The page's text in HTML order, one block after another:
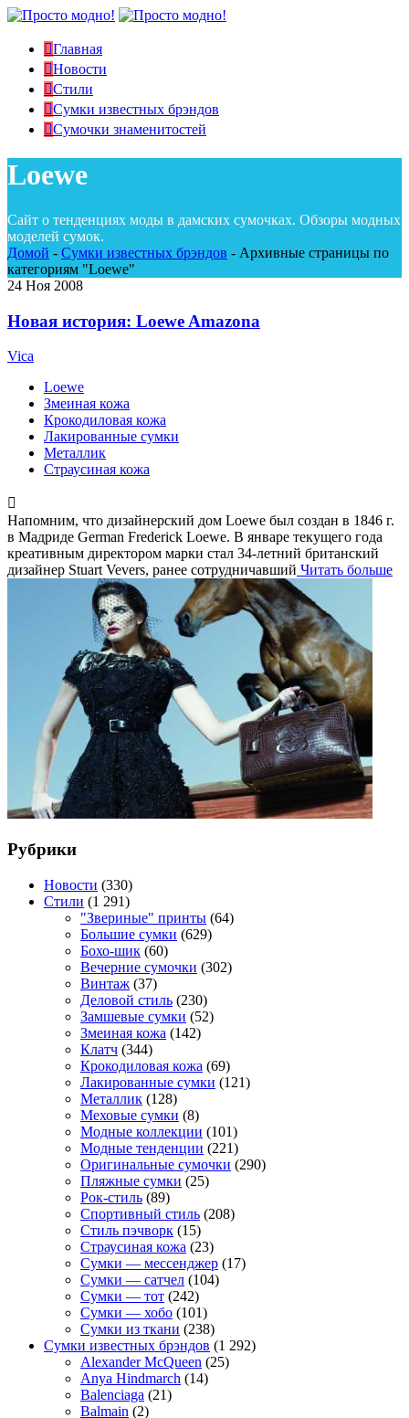
Главная
Новости
Стили
Сумки известных брэндов
Сумочки знаменитостей
Loewe
Сайт о тенденциях моды в дамских сумочках. Обзоры модных
моделей сумок.
Домой - Сумки известных брэндов - Архивные страницы по
категориям "Loewe"
24 Ноя 2008
Новая история: Loewe Amazona
Vica
Loewe
Змеиная кожа
Крокодиловая кожа
Лакированные сумки
Металлик
Страусиная кожа
Напомним, что дизайнерский дом Loewe был создан в 1846 г.
в Мадриде German Frederick Loewe. В январе текущего года
креативным директором марки стал 34-летний британский
дизайнер Stuart Vevers, ранее сотрудничавший Читать больше
Рубрики
Новости (330)
Стили (1 291)
"Звериные" принты (64)
Большие сумки (629)
Бохо-шик (60)
Вечерние сумочки (302)
Винтаж (37)
Деловой стиль (230)
Замшевые сумки (52)
Змеиная кожа (142)
Клатч (344)
Крокодиловая кожа (69)
Лакированные сумки (121)
Металлик (128)
Меховые сумки (8)
Модные коллекции (101)
Модные тенденции (221)
Оригинальные сумочки (290)
Пляжные сумки (25)
Рок-стиль (89)
Спортивный стиль (208)
Стиль пэчворк (15)
Страусиная кожа (23)
Сумки — мессенджер (17)
Сумки — сатчел (104)
Сумки — тот (242)
Сумки — хобо (101)
Сумки из ткани (238)
Сумки известных брэндов (1 292)
Alexander McQueen (25)
Anya Hindmarch (14)
Balenciaga (21)
Balmain (2)